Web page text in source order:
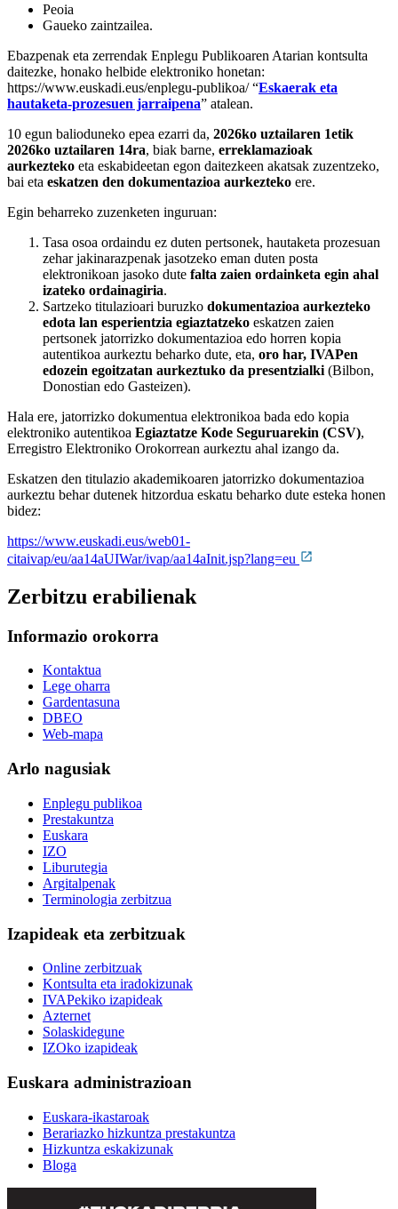
Peoia
Gaueko zaintzailea.
Ebazpenak eta zerrendak Enplegu Publikoaren Atarian kontsulta
daitezke, honako helbide elektroniko honetan:
https://www.euskadi.eus/enplegu-publikoa/ “Eskaerak eta
hautaketa-prozesuen jarraipena” atalean.
10 egun balioduneko epea ezarri da, 2026ko uztailaren 1etik
2026ko uztailaren 14ra, biak barne, erreklamazioak
aurkezteko eta eskabideetan egon daitezkeen akatsak zuzentzeko,
bai eta eskatzen den dokumentazioa aurkezteko ere.
Egin beharreko zuzenketen inguruan:
Tasa osoa ordaindu ez duten pertsonek, hautaketa prozesuan
zehar jakinarazpenak jasotzeko eman duten posta
elektronikoan jasoko dute falta zaien ordainketa egin ahal
izateko ordainagiria.
Sartzeko titulazioari buruzko dokumentazioa aurkezteko
edota lan esperientzia egiaztatzeko eskatzen zaien
pertsonek jatorrizko dokumentazioa edo horren kopia
autentikoa aurkeztu beharko dute, eta, oro har, IVAPen
edozein egoitzatan aurkeztuko da presentzialki (Bilbon,
Donostian edo Gasteizen).
Hala ere, jatorrizko dokumentua elektronikoa bada edo kopia
elektroniko autentikoa Egiaztatze Kode Seguruarekin (CSV),
Erregistro Elektroniko Orokorrean aurkeztu ahal izango da.
Eskatzen den titulazio akademikoaren jatorrizko dokumentazioa
aurkeztu behar dutenek hitzordua eskatu beharko dute esteka honen
bidez:
https://www.euskadi.eus/web01-
citaivap/eu/aa14aUIWar/ivap/aa14aInit.jsp?lang=eu
Zerbitzu erabilienak
Informazio orokorra
Kontaktua
Lege oharra
Gardentasuna
DBEO
Web-mapa
Arlo nagusiak
Enplegu publikoa
Prestakuntza
Euskara
IZO
Liburutegia
Argitalpenak
Terminologia zerbitzua
Izapideak eta zerbitzuak
Online zerbitzuak
Kontsulta eta iradokizunak
IVAPekiko izapideak
Azternet
Solaskidegune
IZOko izapideak
Euskara administrazioan
Euskara-ikastaroak
Berariazko hizkuntza prestakuntza
Hizkuntza eskakizunak
Bloga